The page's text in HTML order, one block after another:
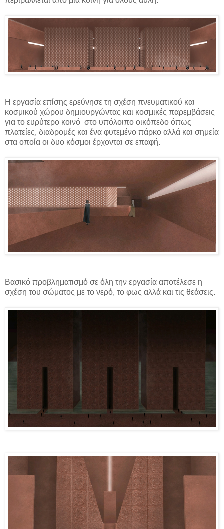
Η εργασία επίσης ερεύνησε τη σχέση πνευματικού και
κοσμικού χώρου δημιουργώντας και κοσμικές παρεμβάσεις
για το ευρύτερο κοινό στο υπόλοιπο οικόπεδο όπως
πλατείες, διαδρομές και ένα φυτεμένο πάρκο αλλά και σημεία
στα οποία οι δυο κόσμοι έρχονται σε επαφή.
Βασικό προβληματισμό σε όλη την εργασία αποτέλεσε η
σχέση του σώματος με το νερό, το φως αλλά και τις θεάσεις.